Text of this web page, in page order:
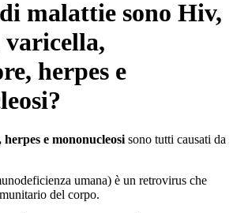
malattie sono Hiv,
herpes e
e mononucleosi sono tutti causati da
umana) è un retrovirus che
del corpo.